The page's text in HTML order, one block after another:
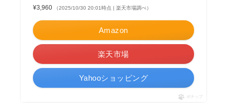
¥3,960 （2025/10/30 20:01時点 | 楽天市場調べ）
Amazon
楽天市場
Yahooショッピング
ポチップ